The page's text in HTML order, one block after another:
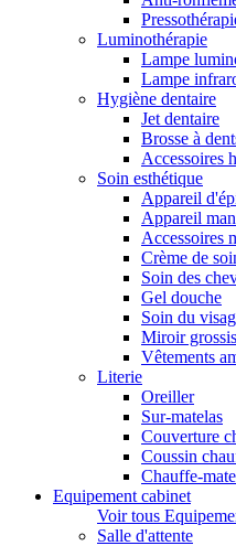
Luminothérapie
Lampe
Lampe
Hygiène dentaire
Jet dentaire
Brosse à
Accessoires
Soin esthétique
Appareil
Appareil
Accessoires
Crème de
Soin des
Gel douche
Soin du
Miroir
Vêtements
Literie
Oreiller
Sur-matelas
Couverture
Coussin
Chauffe-
Equipement cabinet
Voir tous
Salle d'attente